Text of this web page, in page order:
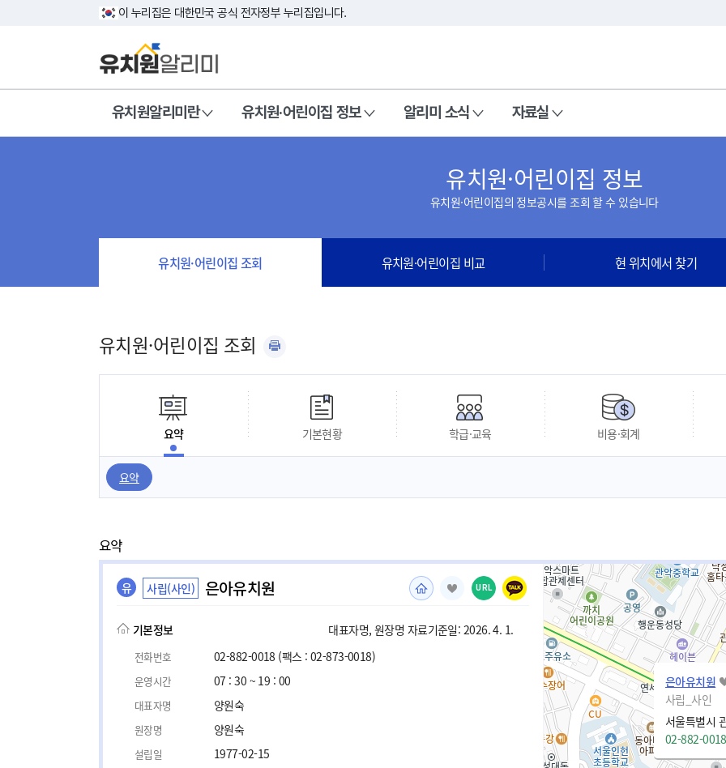
이 누리집은 대한민국 공식 전자정부 누리집입니다.
유치원알리미란 유치원·어린이집 정보 알리미 소식 자료실
유치원·어린이집 정보
유치원·어린이집의 정보공시를 조회 할 수 있습니다
유치원·어린이집 조회 유치원·어린이집 비교 현 위치에서 찾기
유치원·어린이집 조회
요약 기본현황 학급·교육 비용·회계
요약
요약
유 사립(사인) 은아유치원 URL
기본정보 대표자명, 원장명 자료기준일: 2026. 4. 1.
전화번호 02-882-0018 (팩스 : 02-873-0018)
운영시간 07 : 30 ~ 19 : 00
대표자명 양원숙
원장명 양원숙
설립일 1977-02-15
은아유치원
사립_사인
서울특별시
02-882-0018